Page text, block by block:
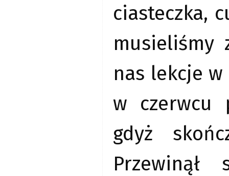
ciasteczka,
musieliśmy
nas lekcje
w czerwcu
gdyż
Przewinął